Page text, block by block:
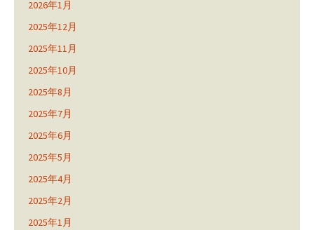
2026年1月
2025年12月
2025年11月
2025年10月
2025年8月
2025年7月
2025年6月
2025年5月
2025年4月
2025年2月
2025年1月